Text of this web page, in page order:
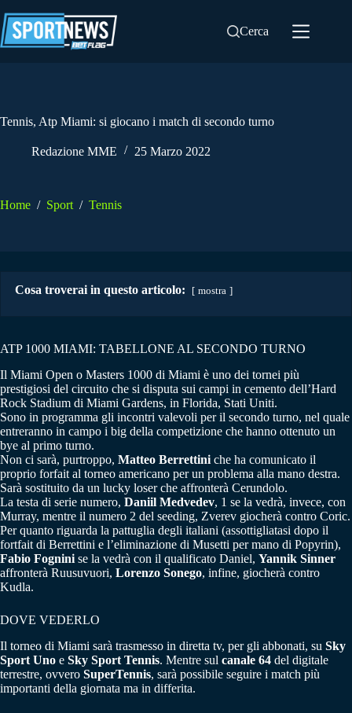
al
contenuto
Cerca
Tennis, Atp Miami: si giocano i match di secondo turno
Redazione MME 25 Marzo 2022
Home / Sport / Tennis
Cosa troverai in questo articolo: mostra
ATP 1000 MIAMI: TABELLONE AL SECONDO TURNO
Il Miami Open o Masters 1000 di Miami è uno dei tornei più
prestigiosi del circuito che si disputa sui campi in cemento dell’Hard
Rock Stadium di Miami Gardens, in Florida, Stati Uniti.
Sono in programma gli incontri valevoli per il secondo turno, nel quale
entreranno in campo i big della competizione che hanno ottenuto un
bye al primo turno.
Non ci sarà, purtroppo, Matteo Berrettini che ha comunicato il
proprio forfait al torneo americano per un problema alla mano destra.
Sarà sostituito da un lucky loser che affronterà Cerundolo.
La testa di serie numero, Daniil Medvedev, 1 se la vedrà, invece, con
Murray, mentre il numero 2 del seeding, Zverev giocherà contro Coric.
Per quanto riguarda la pattuglia degli italiani (assottigliatasi dopo il
fortfait di Berrettini e l’eliminazione di Musetti per mano di Popyrin),
Fabio Fognini se la vedrà con il qualificato Daniel, Yannik Sinner
affronterà Ruusuvuori, Lorenzo Sonego, infine, giocherà contro
Kudla.
DOVE VEDERLO
Il torneo di Miami sarà trasmesso in diretta tv, per gli abbonati, su Sky
Sport Uno e Sky Sport Tennis. Mentre sul canale 64 del digitale
terrestre, ovvero SuperTennis, sarà possibile seguire i match più
importanti della giornata ma in differita.